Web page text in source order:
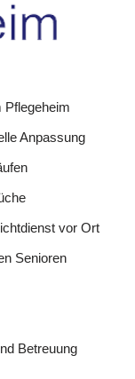
Pflegeheim
Anpassung
vor Ort
Senioren
Betreuung